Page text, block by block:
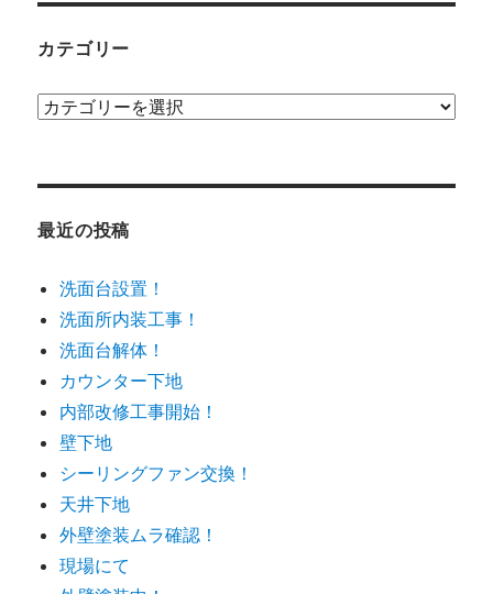
カテゴリー
カ
ー
最近の投稿
洗面台設置！
洗面所内装工事！
洗面台解体！
カウンター下地
内部改修工事開始！
壁下地
シーリングファン交換！
天井下地
外壁塗装ムラ確認！
現場にて